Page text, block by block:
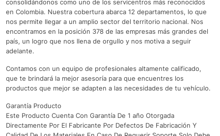
consolidándonos como uno de los servicentros más reconocidos
en Colombia. Nuestra cobertura abarca 12 departamentos, lo que
nos permite llegar a un amplio sector del territorio nacional. Nos
encontramos en la posición 378 de las empresas más grandes del
país, un logro que nos llena de orgullo y nos motiva a seguir
adelante.
Contamos con un equipo de profesionales altamente calificado,
que te brindará la mejor asesoría para que encuentres los
productos que mejor se adapten a las necesidades de tu vehículo.
Garantía Producto
Este Producto Cuenta Con Garantía De 1 año Otorgada
Directamente Por El Fabricante Por Defectos De Fabricación Y